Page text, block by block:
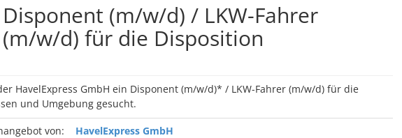
Disponent (m/w/d) / LKW-Fahrer
(m/w/d) für die Disposition
HavelExpress GmbH ein Disponent (m/w/d)* / LKW-Fahrer (m/w/d) für die
und Umgebung gesucht.
von:
HavelExpress GmbH